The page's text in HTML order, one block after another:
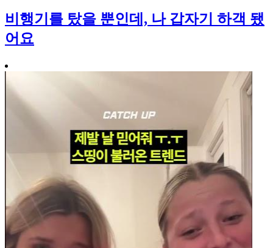
비행기를 탔을 뿐인데, 나 갑자기 하객 됐
어요